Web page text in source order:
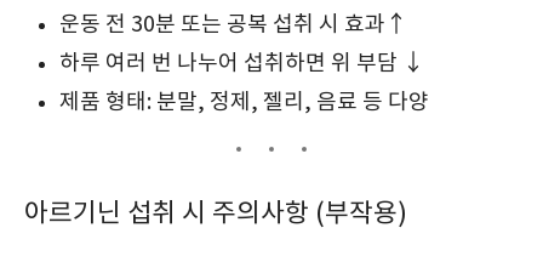
운동 전 30분 또는 공복 섭취 시 효과↑
하루 여러 번 나누어 섭취하면 위 부담 ↓
제품 형태: 분말, 정제, 젤리, 음료 등 다양
아르기닌 섭취 시 주의사항 (부작용)